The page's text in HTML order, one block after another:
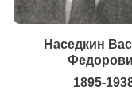
Наседкин
1895-